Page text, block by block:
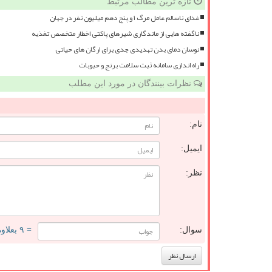
غذای ناسالم عامل مرگ ۱ و پنج دهم میلیون نفر در جهان
ناگفته هایی از ماندگاری شیرهای پاکتی اخطار متخصص تغذیه
نوسان دمای بدن تهدیدی جدی برای ارگان های حیاتی
راه اندازی سامانه ثبت سلامت برنج و حبوبات
نظرات بینندگان در مورد این مطلب
نام:
ایمیل:
نظر:
سوال: = ۹ بعلاوه ۴